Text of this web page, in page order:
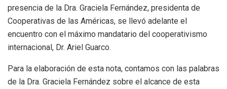
presencia de la Dra. Graciela Fernández, presidenta de
Cooperativas de las Américas, se llevó adelante el
encuentro con el máximo mandatario del cooperativismo
internacional, Dr. Ariel Guarco.
Para la elaboración de esta nota, contamos con las palabras
de la Dra. Graciela Fernández sobre el alcance de esta